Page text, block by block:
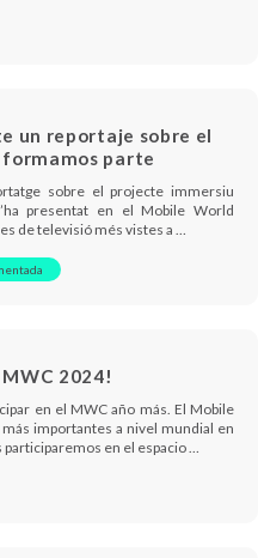
un reportaje sobre el
parte
sobre el projecte immersiu
presentat en el Mobile World
de televisió més vistes a …
MWC 2024!
en el MWC año más. El Mobile
importantes a nivel mundial en
en el espacio …